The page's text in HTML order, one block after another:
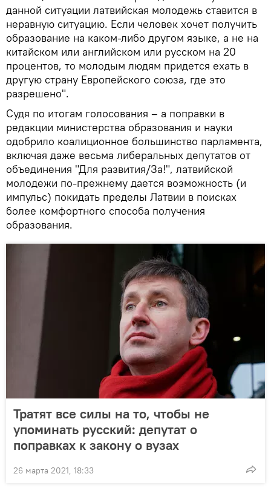
данной ситуации латвийская молодежь ставится в
неравную ситуацию. Если человек хочет получить
образование на каком-либо другом языке, а не на
китайском или английском или русском на 20
процентов, то молодым людям придется ехать в
другую страну Европейского союза, где это
разрешено".
Судя по итогам голосования – а поправки в
редакции министерства образования и науки
одобрило коалиционное большинство парламента,
включая даже весьма либеральных депутатов от
объединения "Для развития/За!", латвийской
молодежи по-прежнему дается возможность (и
импульс) покидать пределы Латвии в поисках
более комфортного способа получения
образования.
Тратят все силы на то, чтобы не
упоминать русский: депутат о
поправках к закону о вузах
26 марта 2021, 18:33